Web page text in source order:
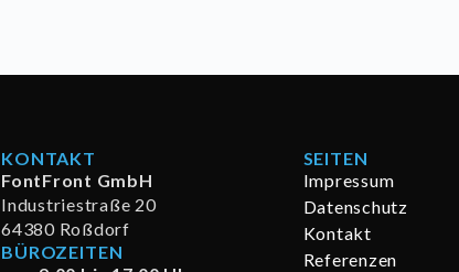
KONTAKT
FontFront GmbH
Industriestraße 20
64380 Roßdorf
BÜROZEITEN
SEITEN
Impressum
Datenschutz
Kontakt
Referenzen